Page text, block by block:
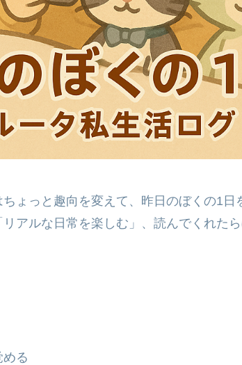
ょっと趣向を変えて、昨日のぼくの1日
アルな日常を楽しむ」、読んでくれた
る